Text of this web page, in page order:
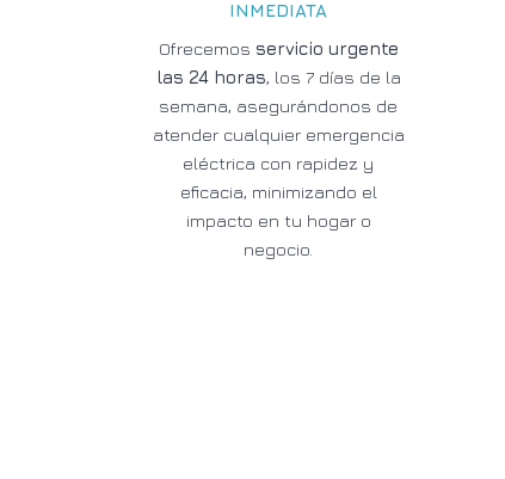
INMEDIATA
Ofrecemos servicio urgente
las 24 horas, los 7 días de la
semana, asegurándonos de
atender cualquier emergencia
eléctrica con rapidez y
eficacia, minimizando el
impacto en tu hogar o
negocio.